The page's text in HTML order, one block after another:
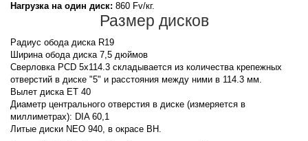
Нагрузка на один диск: 860 Fv/кг.
Размер дисков
Радиус обода диска R19
Ширина обода диска 7,5 дюймов
Сверловка PCD 5x114.3 складывается из количества крепежных
отверстий в диске "5" и расстояния между ними в 114.3 мм.
Вылет диска ET 40
Диаметр центрального отверстия в диске (измеряется в
миллиметрах): DIA 60,1
Литые диски NEO 940, в окрасе BH.